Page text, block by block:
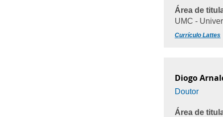
Área de
UMC -
Currículo Lattes
Diogo
Doutor
Área de